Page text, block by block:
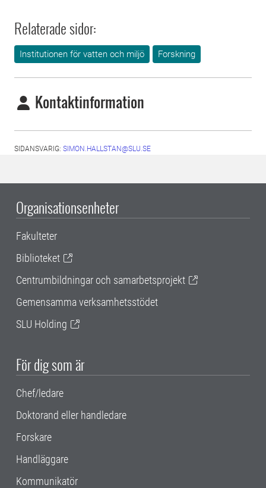
Relaterade sidor:
Institutionen för vatten och miljö Forskning
Kontaktinformation
SIDANSVARIG: SIMON.HALLSTAN@SLU.SE
Organisationsenheter
Fakulteter
Biblioteket
Centrumbildningar och samarbetsprojekt
Gemensamma verksamhetsstödet
SLU Holding
För dig som är
Chef/ledare
Doktorand eller handledare
Forskare
Handläggare
Kommunikatör